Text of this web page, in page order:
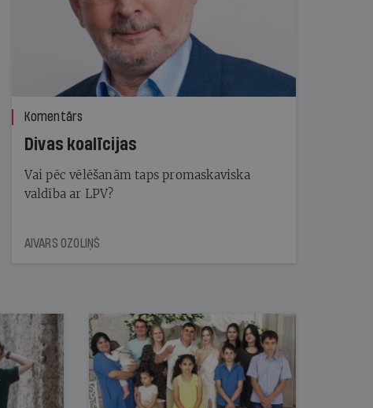
Komentārs
Divas koalīcijas
Vai pēc vēlēšanām taps promaskaviska
valdība ar LPV?
AIVARS OZOLIŅŠ